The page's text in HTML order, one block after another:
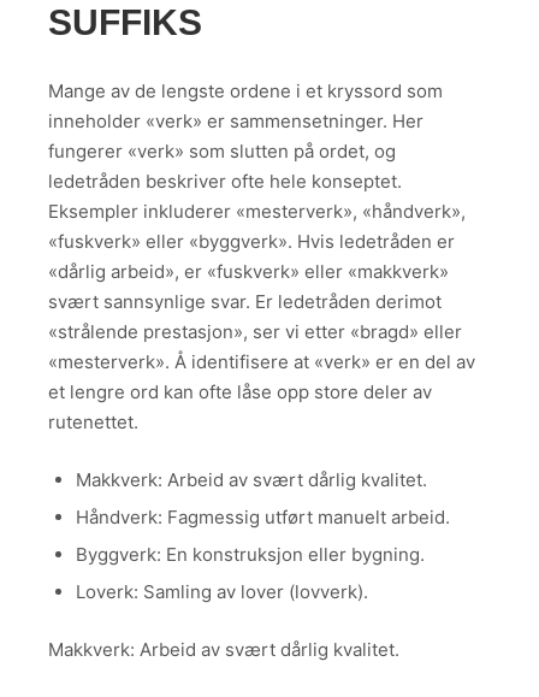
SUFFIKS
Mange av de lengste ordene i et kryssord som
inneholder «verk» er sammensetninger. Her
fungerer «verk» som slutten på ordet, og
ledetråden beskriver ofte hele konseptet.
Eksempler inkluderer «mesterverk», «håndverk»,
«fuskverk» eller «byggverk». Hvis ledetråden er
«dårlig arbeid», er «fuskverk» eller «makkverk»
svært sannsynlige svar. Er ledetråden derimot
«strålende prestasjon», ser vi etter «bragd» eller
«mesterverk». Å identifisere at «verk» er en del av
et lengre ord kan ofte låse opp store deler av
rutenettet.
Makkverk: Arbeid av svært dårlig kvalitet.
Håndverk: Fagmessig utført manuelt arbeid.
Byggverk: En konstruksjon eller bygning.
Loverk: Samling av lover (lovverk).
Makkverk: Arbeid av svært dårlig kvalitet.